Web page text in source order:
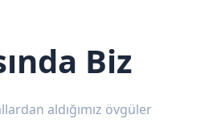
Biz
aldığımız övgüler